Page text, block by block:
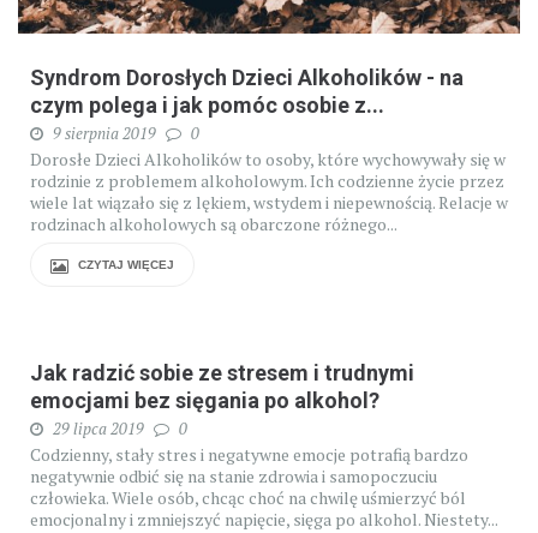
Syndrom Dorosłych Dzieci Alkoholików - na
czym polega i jak pomóc osobie z...
9 sierpnia 2019 0
Dorosłe Dzieci Alkoholików to osoby, które wychowywały się w
rodzinie z problemem alkoholowym. Ich codzienne życie przez
wiele lat wiązało się z lękiem, wstydem i niepewnością. Relacje w
rodzinach alkoholowych są obarczone różnego...
CZYTAJ WIĘCEJ
Jak radzić sobie ze stresem i trudnymi
emocjami bez sięgania po alkohol?
29 lipca 2019 0
Codzienny, stały stres i negatywne emocje potrafią bardzo
negatywnie odbić się na stanie zdrowia i samopoczuciu
człowieka. Wiele osób, chcąc choć na chwilę uśmierzyć ból
emocjonalny i zmniejszyć napięcie, sięga po alkohol. Niestety...